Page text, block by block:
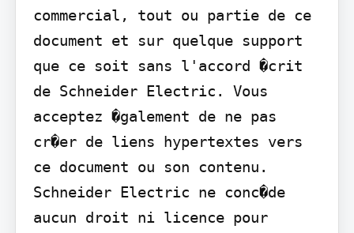
commercial, tout ou partie de ce
document et sur quelque support
que ce soit sans l'accord �crit
de Schneider Electric. Vous
acceptez �galement de ne pas
cr�er de liens hypertextes vers
ce document ou son contenu.
Schneider Electric ne conc�de
aucun droit ni licence pour